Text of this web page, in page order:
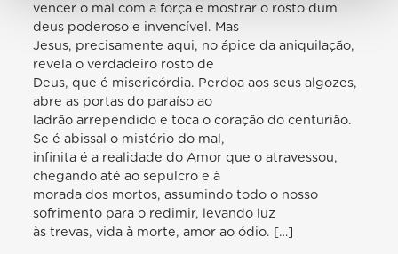
vencer o mal com a força e mostrar o rosto dum
deus poderoso e invencível. Mas
Jesus, precisamente aqui, no ápice da aniquilação,
revela o verdadeiro rosto de
Deus, que é misericórdia. Perdoa aos seus algozes,
abre as portas do paraíso ao
ladrão arrependido e toca o coração do centurião.
Se é abissal o mistério do mal,
infinita é a realidade do Amor que o atravessou,
chegando até ao sepulcro e à
morada dos mortos, assumindo todo o nosso
sofrimento para o redimir, levando luz
às trevas, vida à morte, amor ao ódio. […]